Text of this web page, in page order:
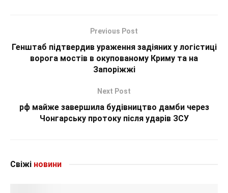
Previous Post
Генштаб підтвердив ураження задіяних у логістиці
ворога мостів в окупованому Криму та на
Запоріжжі
Next Post
рф майже завершила будівництво дамби через
Чонгарську протоку після ударів ЗСУ
Свіжі новини